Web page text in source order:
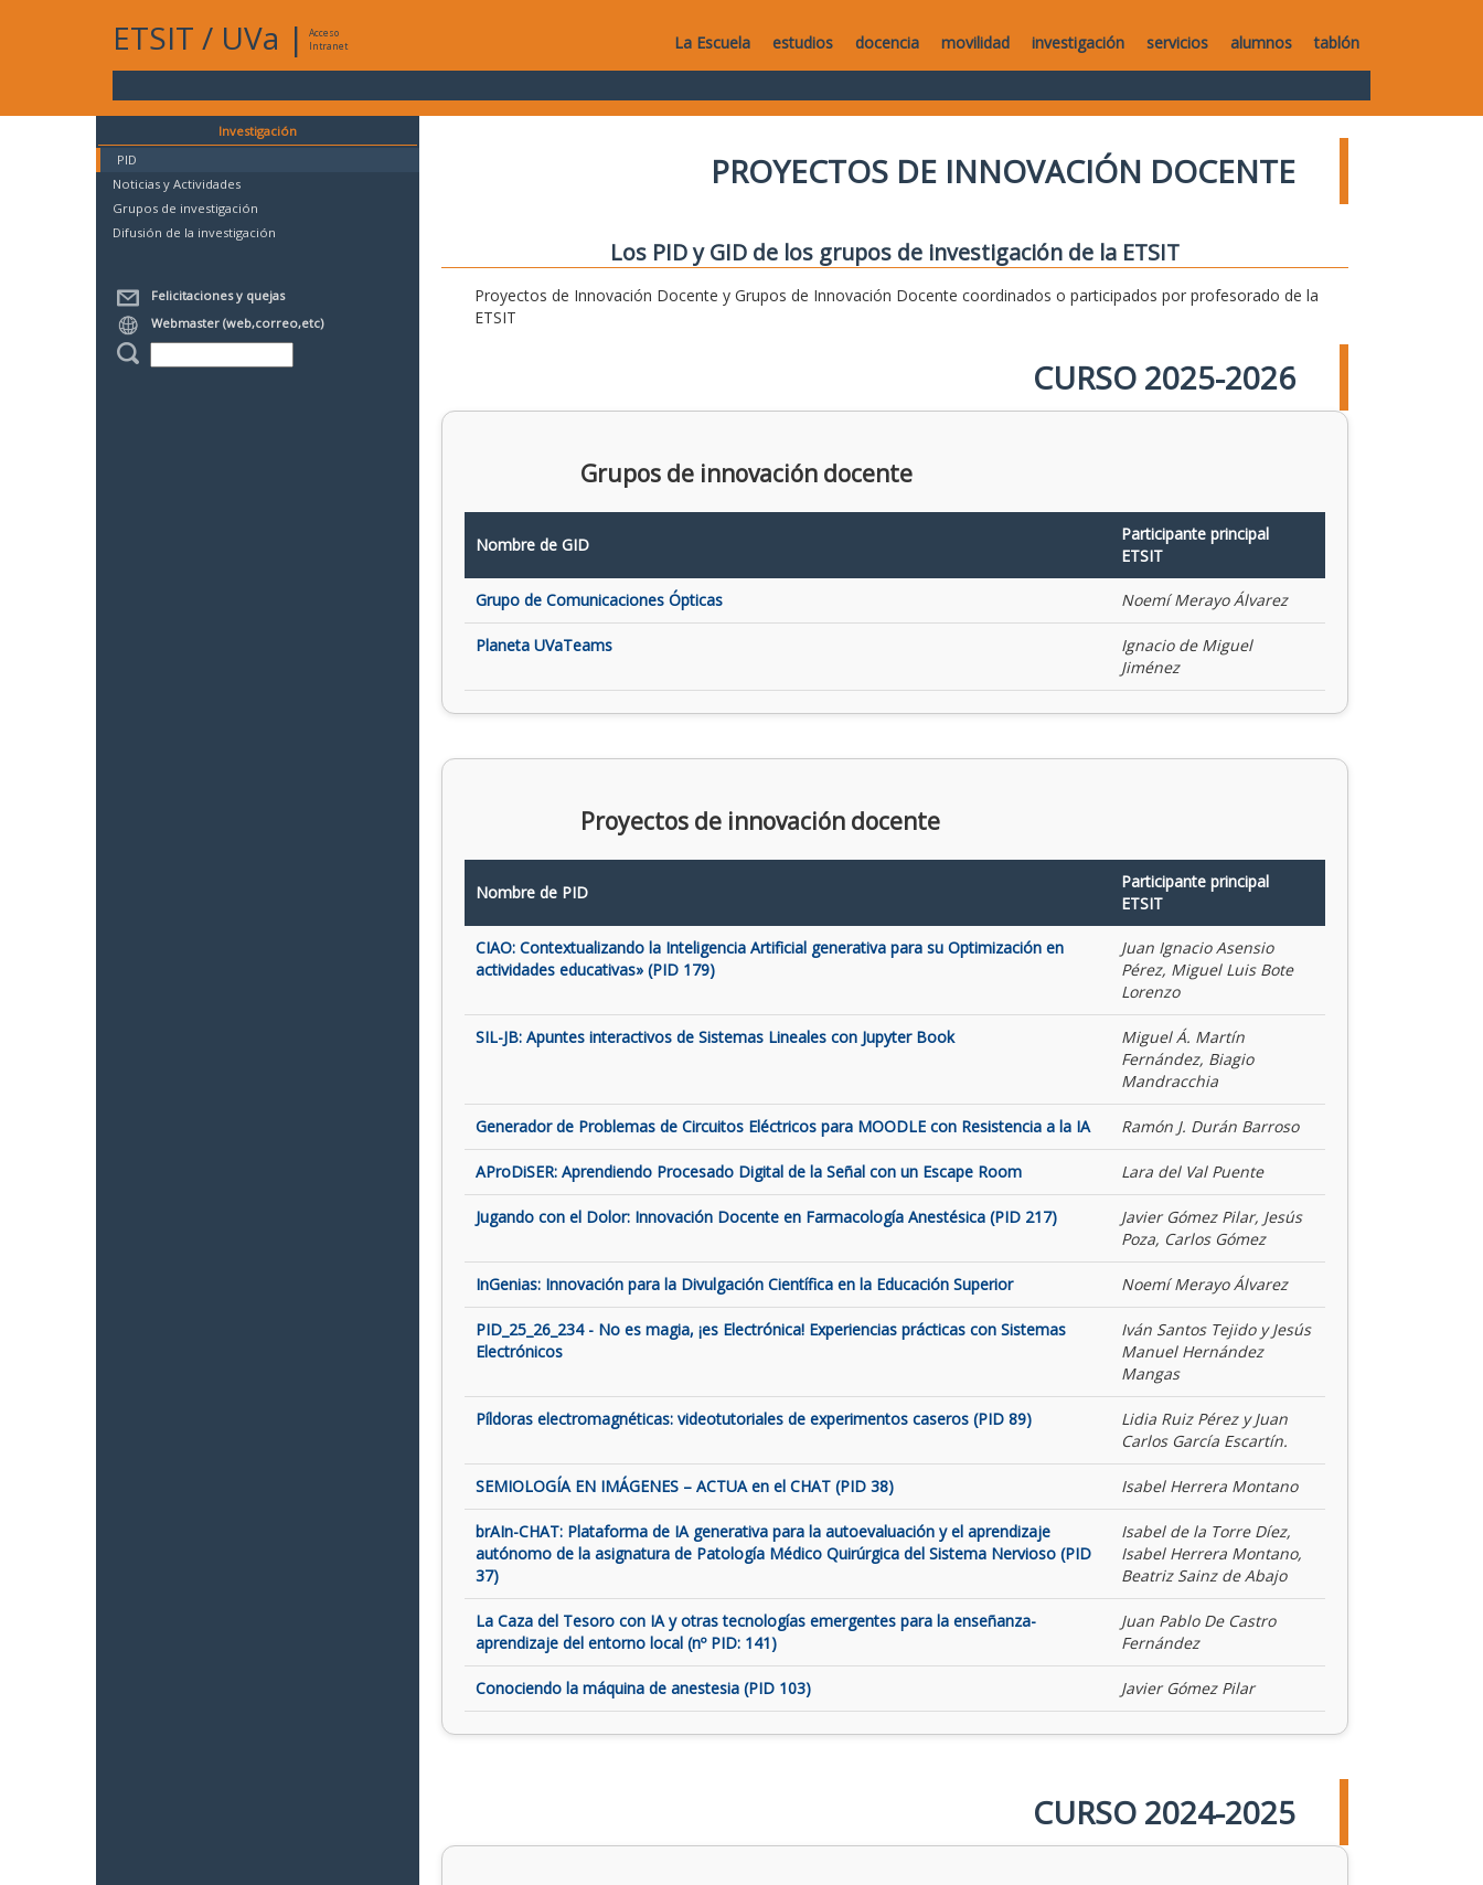
ETSIT / UVa |
Acceso
Intranet
La Escuela estudios docencia movilidad investigación servicios alumnos tablón
Investigación
PID
Noticias y Actividades
Grupos de investigación
Difusión de la investigación
Felicitaciones y quejas
Webmaster (web,correo,etc)
PROYECTOS DE INNOVACIÓN DOCENTE
Los PID y GID de los grupos de investigación de la ETSIT
Proyectos de Innovación Docente y Grupos de Innovación Docente coordinados o participados por profesorado de la
ETSIT
CURSO 2025-2026
Grupos de innovación docente
Nombre de GID
Participante principal
ETSIT
Grupo de Comunicaciones Ópticas Noemí Merayo Álvarez
Planeta UVaTeams
Ignacio de Miguel
Jiménez
Proyectos de innovación docente
Nombre de PID
Participante principal
ETSIT
CIAO: Contextualizando la Inteligencia Artificial generativa para su Optimización en
actividades educativas» (PID 179)
Juan Ignacio Asensio
Pérez, Miguel Luis Bote
Lorenzo
SIL-JB: Apuntes interactivos de Sistemas Lineales con Jupyter Book
Miguel Á. Martín
Fernández, Biagio
Mandracchia
Generador de Problemas de Circuitos Eléctricos para MOODLE con Resistencia a la IA Ramón J. Durán Barroso
AProDiSER: Aprendiendo Procesado Digital de la Señal con un Escape Room Lara del Val Puente
Jugando con el Dolor: Innovación Docente en Farmacología Anestésica (PID 217)
Javier Gómez Pilar, Jesús
Poza, Carlos Gómez
InGenias: Innovación para la Divulgación Científica en la Educación Superior Noemí Merayo Álvarez
PID_25_26_234 - No es magia, ¡es Electrónica! Experiencias prácticas con Sistemas
Electrónicos
Iván Santos Tejido y Jesús
Manuel Hernández
Mangas
Píldoras electromagnéticas: videotutoriales de experimentos caseros (PID 89)
Lidia Ruiz Pérez y Juan
Carlos García Escartín.
SEMIOLOGÍA EN IMÁGENES – ACTUA en el CHAT (PID 38) Isabel Herrera Montano
brAIn-CHAT: Plataforma de IA generativa para la autoevaluación y el aprendizaje
autónomo de la asignatura de Patología Médico Quirúrgica del Sistema Nervioso (PID
37)
Isabel de la Torre Díez,
Isabel Herrera Montano,
Beatriz Sainz de Abajo
La Caza del Tesoro con IA y otras tecnologías emergentes para la enseñanza-
aprendizaje del entorno local (nº PID: 141)
Juan Pablo De Castro
Fernández
Conociendo la máquina de anestesia (PID 103) Javier Gómez Pilar
CURSO 2024-2025